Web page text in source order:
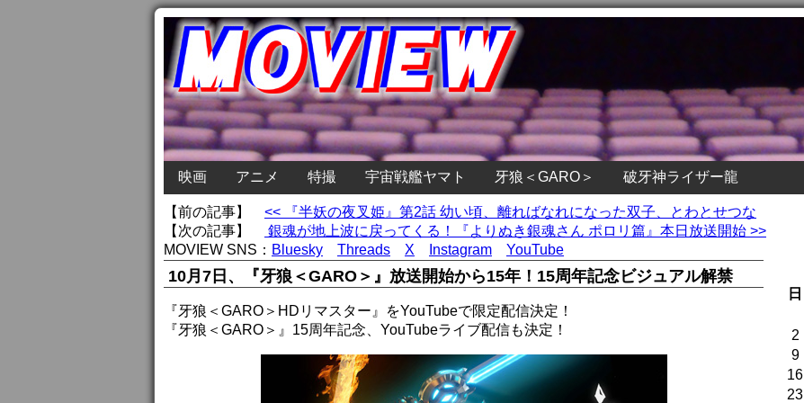
映画 アニメ 特撮 宇宙戦艦ヤマト 牙狼＜GARO＞ 破牙神ライザー龍
【前の記事】 << 『半妖の夜叉姫』第2話 幼い頃、離ればなれになった双子、とわとせつな
【次の記事】
銀魂が地上波に戻ってくる！『よりぬき銀魂さん ポロリ篇』本日放送開始 >>
MOVIEW SNS： Bluesky Threads X Instagram YouTube
10月7日、『牙狼＜GARO＞』放送開始から15年！15周年記念ビジュアル解禁
『牙狼＜GARO＞HDリマスター』をYouTubeで限定配信決定！
『牙狼＜GARO＞』15周年記念、YouTubeライブ配信も決定！
日
2
9
16
23